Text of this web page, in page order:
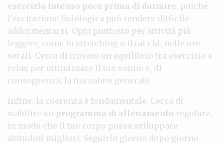
esercizio intenso poco prima di dormire, poiché
l’eccitazione fisiologica può rendere difficile
addormentarsi. Opta piuttosto per attività più
leggere, come lo stretching o il tai chi, nelle ore
serali. Cerca di trovare un equilibrio tra esercizio e
relax per ottimizzare il tuo sonno e, di
conseguenza, la tua salute generale.
Infine, la coerenza è fondamentale. Cerca di
stabilire un programma di allenamento regolare,
in modo che il tuo corpo possa sviluppare
abitudini migliori. Seguirlo giorno dopo giorno